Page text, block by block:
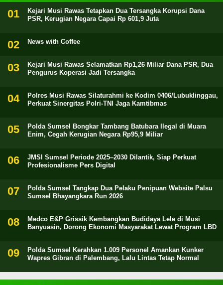
Kejari Musi Rawas Tetapkan Dua Tersangka Korupsi Dana
PSR, Kerugian Negara Capai Rp 601,9 Juta
News with Coffee
Kejari Musi Rawas Selamatkan Rp1,26 Miliar Dana PSR, Dua
Pengurus Koperasi Jadi Tersangka
Polres Musi Rawas Silaturahmi ke Kodim 0406/Lubuklinggau,
Perkuat Sinergitas Polri-TNI Jaga Kamtibmas
Polda Sumsel Bongkar Tambang Batubara Ilegal di Muara
Enim, Cegah Kerugian Negara Rp95,9 Miliar
JMSI Sumsel Periode 2025–2030 Dilantik, Siap Perkuat
Profesionalisme Pers Digital
Polda Sumsel Tangkap Dua Pelaku Penipuan Website Palsu
Sumsel Bhayangkara Run 2026
Medco E&P Grissik Kembangkan Budidaya Lele di Musi
Banyuasin, Dorong Ekonomi Masyarakat Lewat Program LBD
Polda Sumsel Kerahkan 1.009 Personel Amankan Kunker
Wapres Gibran di Palembang, Lalu Lintas Tetap Normal